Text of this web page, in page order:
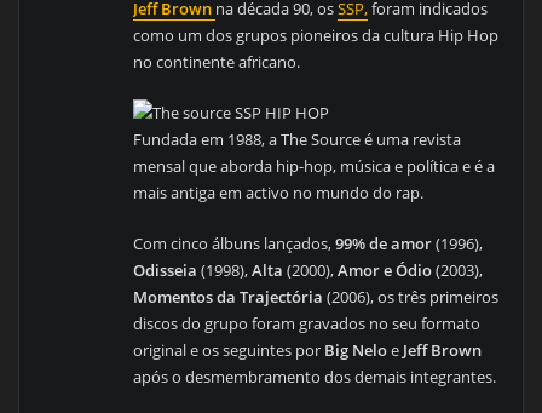
Jeff Brown na década 90, osSSP,foram indicados
como um dos grupos pioneiros da cultura Hip Hop
no continente africano.
Fundada em 1988, a The Source é uma revista
mensal que aborda hip-hop, música e política e é a
mais antiga em activo no mundo do rap.
Com cinco álbuns lançados,99% de amor(1996),
Odisseia (1998),Alta (2000),Amor e Ódio(2003),
Momentos da Trajectória (2006), os três primeiros
discos do grupo foram gravados no seu formato
original e os seguintes por Big Neloe Jeff Brown
após o desmembramento dos demais integrantes.